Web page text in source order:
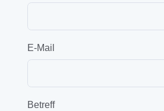
E-Mail
Betreff